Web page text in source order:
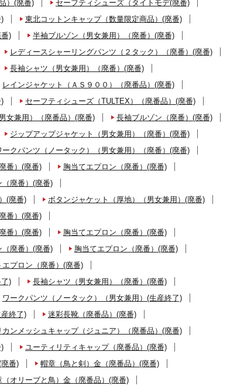
）(廃番)
セーフティシューズ（タイトモデ(廃番)
東北コットンキャップ（数量限定商品）(廃番)
)
半袖ブルゾン（男女兼用）（廃番）(廃番)
レディースシャーリングパンツ（２タック）（廃番）(廃番)
長袖シャツ（男女兼用）（廃番）(廃番)
レインジャケット（ＡＳ９００）（廃番品）(廃番)
セーフティシューズ（TULTEX）（廃番品）(廃番)
女兼用）（廃番品）(廃番)
長袖ブルゾン（廃番）(廃番)
ジップアップジャケット（男女兼用）（廃番）(廃番)
ークパンツ（ノータック）（男女兼用）（廃番）(廃番)
番）(廃番)
胸当てエプロン（廃番）(廃番)
廃番）(廃番)
(廃番)
ボタンジャケット（厚地）（男女兼用）(廃番)
番）(廃番)
番）(廃番)
胸当てエプロン（廃番）(廃番)
廃番）(廃番)
胸当てエプロン（廃番）(廃番)
エプロン（廃番）(廃番)
)
長袖シャツ（男女兼用）（廃番）(廃番)
ワークパンツ（ノータック）（男女兼用）(生産終了)
終了)
迷彩長靴（廃番品）(廃番)
カンメッシュキャップ（ジュニア）（廃番品）(廃番)
ユーティリティキャップ（廃番品）(廃番)
番)
帽章（鳥と剣）金（廃番品）(廃番)
（オリーブと鳥）金（廃番品）(廃番)